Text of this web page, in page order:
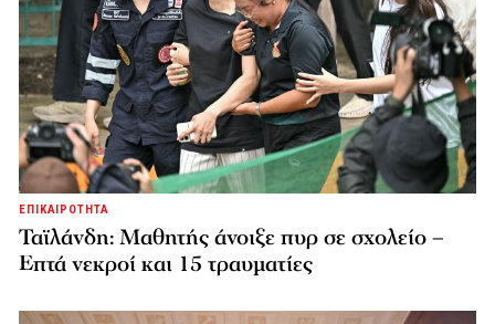
ΕΠΙΚΑΙΡΟΤΗΤΑ
Ταϊλάνδη: Μαθητής άνοιξε πυρ σε σχολείο –
Επτά νεκροί και 15 τραυματίες